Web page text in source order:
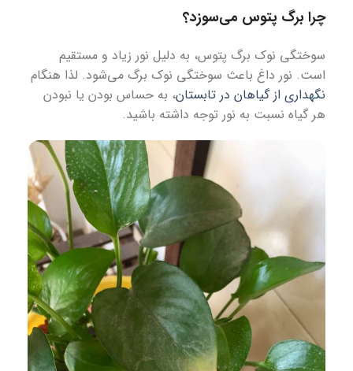
چرا برگ پتوس می‌سوزد؟
سوختگی نوک برگ پتوس، به دلیل نور زیاد و مستقیم
است. نور داغ باعث سوختگی نوک برگ می‌شود. لذا هنگام
نگهداری از گیاهان در تابستان، به حساس بودن یا نبودن
هر گیاه نسبت به نور توجه داشته باشید.